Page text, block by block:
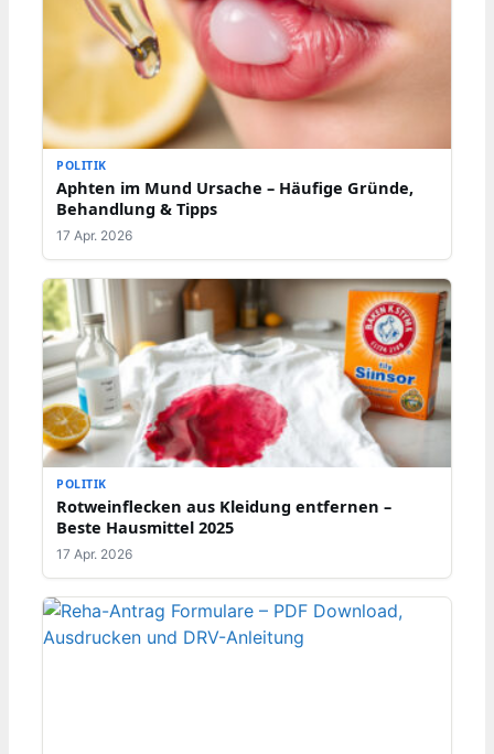
POLITIK
Aphten im Mund Ursache – Häufige Gründe,
Behandlung & Tipps
17 Apr. 2026
POLITIK
Rotweinflecken aus Kleidung entfernen –
Beste Hausmittel 2025
17 Apr. 2026